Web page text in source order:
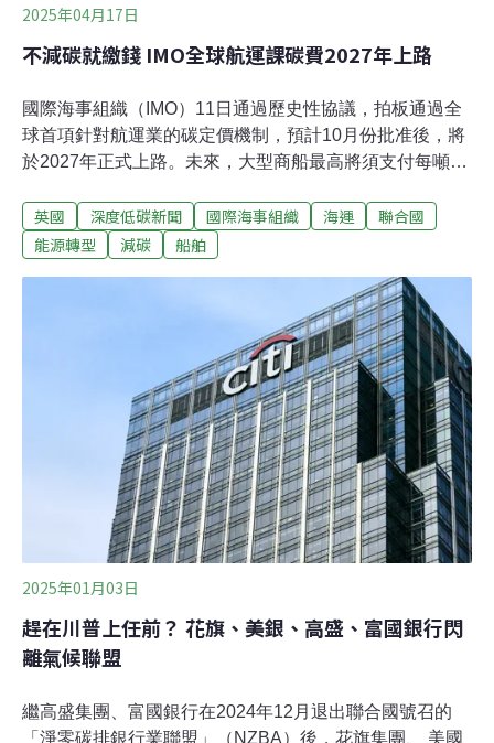
2025年04月17日
不減碳就繳錢 IMO全球航運課碳費2027年上路
國際海事組織（IMO）11日通過歷史性協議，拍板通過全
球首項針對航運業的碳定價機制，預計10月份批准後，將
於2027年正式上路。未來，大型商船最高將須支付每噸最
超標者還會額外徵收。全球首套涵蓋航運業的碳定價機制
根據官方新聞稿，IMO於今年4月11日通過的淨零架構
球燃料標準，要求船舶逐年降低燃料的溫室氣體強度
（GFI）；二是設立全球性的碳費機制，並針對碳排放超
標者徵收碳費。協議也允許碳排未達標者與超標船隻互相
交易碳權。此外，若業者使用零碳或近零碳技術，則可獲
得獎勵。這將是全球首個涵蓋航運業的碳定價機制。據
《路透社》報導，草案指出，使用化石燃料的大型船隻，
將面臨每噸380美元（約新台幣1.2萬元）的排放費；而針
對超出排放門檻的大型船隻，更將額外徵收每噸100美元
英國 深度低碳新聞 國際海事組織 海運
聯合國
能源轉型
減碳 船舶
2025年01月03日
趕在川普上任前？ 花旗、美銀、高盛、富國銀行閃
離氣候聯盟
繼高盛集團、富國銀行在2024年12月退出聯合國號召的
「淨零碳排銀行業聯盟」（NZBA）後，花旗集團、 美國